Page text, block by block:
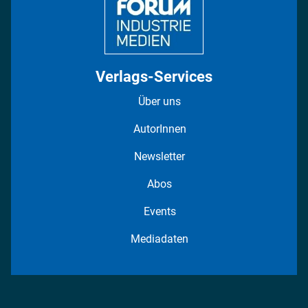
Verlags-Services
Über uns
AutorInnen
Newsletter
Abos
Events
Mediadaten